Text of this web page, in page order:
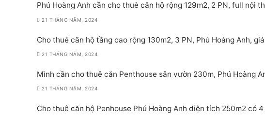
Phú Hoàng Anh cần cho thuê căn hộ rộng 129m2, 2 PN, full nội
21 THÁNG NĂM, 2024
Cho thuê căn hộ tầng cao rộng 130m2, 3 PN, Phú Hoàng Anh,
21 THÁNG NĂM, 2024
Mình cần cho thuê căn Penthouse sân vườn 230m, Phú Hoàng
21 THÁNG NĂM, 2024
Cho thuê căn hộ Penhouse Phú Hoàng Anh diện tích 250m2 có